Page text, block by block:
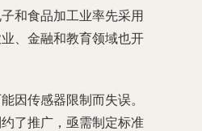
和食品加工业率先采用
、金融和教育领域也开
因传感器限制而失误。
了推广，亟需制定标准